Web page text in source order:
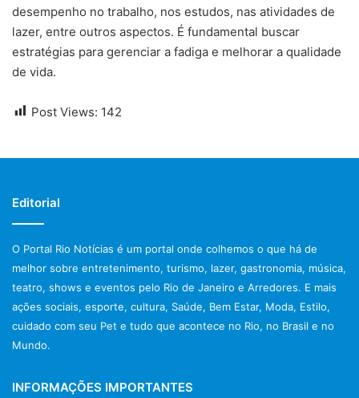
desempenho no trabalho, nos estudos, nas atividades de
lazer, entre outros aspectos. É fundamental buscar
estratégias para gerenciar a fadiga e melhorar a qualidade
de vida.
Post Views: 142
Editorial
O Portal Rio Notícias é um portal onde colhemos o que há de
melhor sobre entretenimento, turismo, lazer, gastronomia, música,
teatro, shows e eventos pelo Rio de Janeiro e Arredores. E mais
ações sociais, esporte, cultura, Saúde, Bem Estar, Moda, Estilo,
cuidado com seu Pet e tudo que acontece no Rio, no Brasil e no
Mundo.
INFORMAÇÕES IMPORTANTES